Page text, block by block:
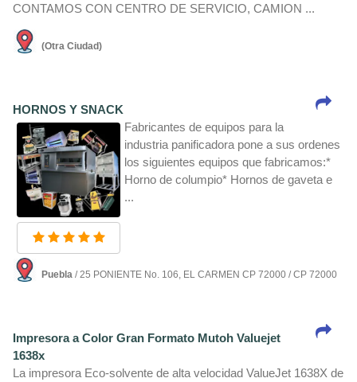
CONTAMOS CON CENTRO DE SERVICIO, CAMION ...
(Otra Ciudad)
HORNOS Y SNACK
Fabricantes de equipos para la
industria panificadora pone a sus ordenes
los siguientes equipos que fabricamos:*
Horno de columpio* Hornos de gaveta e
...
Puebla / 25 PONIENTE No. 106, EL CARMEN CP 72000 / CP 72000
Impresora a Color Gran Formato Mutoh Valuejet
1638x
La impresora Eco-solvente de alta velocidad ValueJet 1638X de